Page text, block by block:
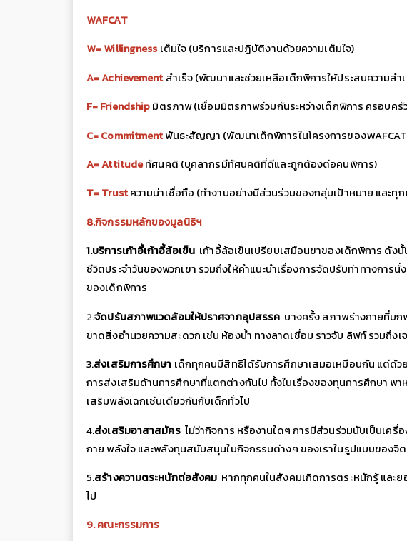
WAFCAT
W= Willingness เต็มใจ (บริการและปฏิบัติงานด้วยความเต็มใจ)
A= Achievementสำเร็จ (พัฒนาและช่วยเหลือเด็กพิการให้ประสบความส
F= Friendshipมิตรภาพ (เชื่อมมิตรภาพร่วมกันระหว่างเด็กพิการ ครอบครั
C= Commitmentพันธะสัญญา (พัฒนาเด็กพิการในโครงการของ
A= Attitudeทัศนคติ (บุคลากรมีทัศนคติที่ดีและถูกต้องต่อคนพิการ)
T= Trustความน่าเชื่อถือ (ทำงานอย่างมีส่วนร่วมของกลุ่มเป้าหมาย และทุ
8.กิจกรรมหลักของมูลนิธิฯ
1.บริการเก้าอี้เก้าอี้ล้อเข็น เก้าอี้ล้อเข็นเปรียบเสมือนขาของเด็กพิการ ดังนั้
ชีวิตประจำวันของพวกเขา รวมถึงให้คำแนะนำเรื่องการจัดปรับท่าทางการนั่ง
ของเด็กพิการ
2.จัดปรับสภาพแวดล้อมให้ปราศจากอุปสรรค บางครั้งสภาพร่างกายที่บก
ขาดสิ่งอำนวยความสะดวก เช่น ห้องน้ำ ทางลาดเชื่อม ราวจับ ลิฟท์รวมถึง
3.ส่งเสริมการศึกษา เด็กทุกคนมีสิทธิได้รับการศึกษาเสมอเหมือนกัน แต่ด้ว
การส่งเสริมด้านการศึกษาที่แตกต่างกันไป ทั้งในเรื่องของทุนการศึกษา พา
เสริมพลังเฉกเช่นเดียวกันกับเด็กทั่วไป
4.ส่งเสริมอาสาสมัคร ไม่ว่ากิจการ หรืองานใดๆการมีส่วนร่วมนับเป็นเค
กาย พลังใจและพลังทุนสนับสนุนในกิจกรรมต่างๆของเราในรูปแบบของจิ
5.สร้างความตระหนักต่อสังคม หากทุกคนในสังคมเกิดการตระหนักรู้และ
ไป
9. คณะกรรมการ